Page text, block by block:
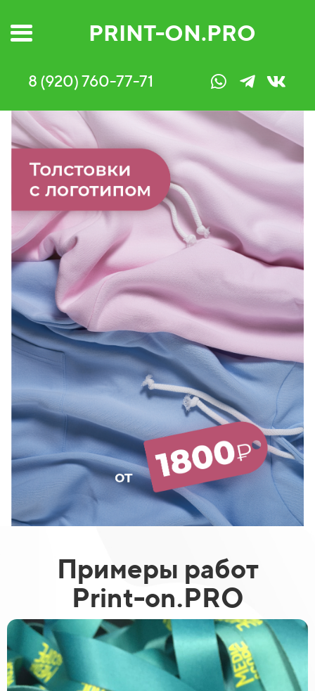
PRINT-ON.PRO
8 (920) 760-77-71
Примеры работ
Print-on.PRO